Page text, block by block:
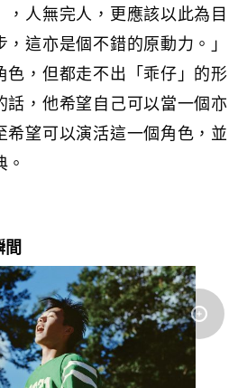
人無完人，更應該以此為目
這亦是個不錯的原動力。」
色，但都走不出「乖仔」的形
話，他希望自己可以當一個亦
希望可以演活這一個角色，並
間